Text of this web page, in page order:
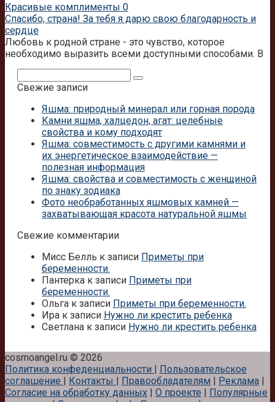
Красивые комплименты 0
Спасибо, страна! За тебя я дарю свою благодарность и
сердце
Любовь к родной стране - это чувство, которое
необходимо выразить всеми доступными способами. В
Свежие записи
Яшма: природный минерал или горная порода
Камни яшма, халцедон, агат: целебные
свойства и кому подходят
Яшма: совместимость с другими камнями и
их энергетическое взаимодействие —
полезная информация
Яшма: свойства и совместимость с женщиной
по знаку зодиака
Фото необработанных яшмовых камней —
захватывающая красота натуральной яшмы
Свежие комментарии
Мисс Белль к записи Приметы при
беременности.
Пантерка к записи Приметы при
беременности.
Ольга к записи Приметы при беременности.
Ира к записи Нужно ли крестить ребенка
Светлана к записи Нужно ли крестить ребенка
cosmoangel.ru © 2026
Политика конфеденциальности | Пользовательское
соглашение | Контакты | Правообладателям | Реклама |
Согласие на обработку данных | О проекте | Популярные